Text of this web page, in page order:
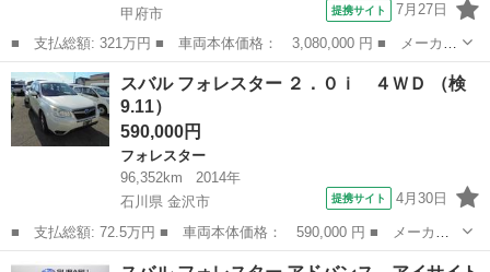
甲府市
提携サイト 7月27日
■ 支払総額: 321万円 ■ 車両本体価格： 3,080,000 円 ■ メーカー
名： スバル ■ 車種名： フォレスター ■ グレード名： アドバ
ンス アイサイトＶｅｒ．３搭載 アウトレット車 ■ 排気量：
2000c...
山梨 甲府市
スバル フォレスター ２．０ｉ ４ＷＤ （検
9.11）
590,000円
フォレスター
96,352km
2014年
石川県 金沢市
提携サイト 4月30日
■ 支払総額: 72.5万円 ■ 車両本体価格： 590,000 円 ■ メーカー
名： スバル ■ 車種名： フォレスター ■ グレード名： ２．０
石川